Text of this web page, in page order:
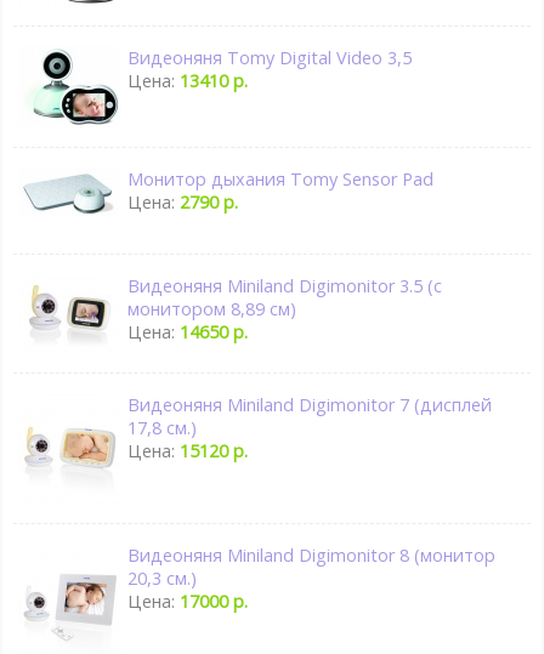
Видеоняня Tomy Digital Video 3,5
Цена: 13410 р.
Монитор дыхания Tomy Sensor Pad
Цена: 2790 р.
Видеоняня Miniland Digimonitor 3.5 (с
монитором 8,89 см)
Цена: 14650 р.
Видеоняня Miniland Digimonitor 7 (дисплей
17,8 см.)
Цена: 15120 р.
Видеоняня Miniland Digimonitor 8 (монитор
20,3 см.)
Цена: 17000 р.